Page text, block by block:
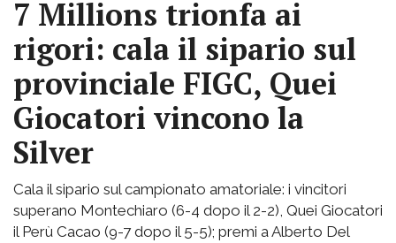
7 Millions trionfa ai
rigori: cala il sipario sul
provinciale FIGC, Quei
Giocatori vincono la
Silver
Cala il sipario sul campionato amatoriale: i vincitori
superano Montechiaro (6-4 dopo il 2-2), Quei Giocatori
il Perù Cacao (9-7 dopo il 5-5); premi a Alberto Del